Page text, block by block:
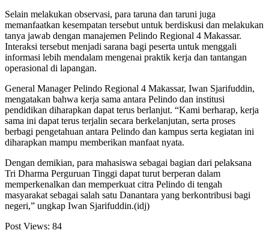
Selain melakukan observasi, para taruna dan taruni juga
memanfaatkan kesempatan tersebut untuk berdiskusi dan melakukan
tanya jawab dengan manajemen Pelindo Regional 4 Makassar.
Interaksi tersebut menjadi sarana bagi peserta untuk menggali
informasi lebih mendalam mengenai praktik kerja dan tantangan
operasional di lapangan.
General Manager Pelindo Regional 4 Makassar, Iwan Sjarifuddin,
mengatakan bahwa kerja sama antara Pelindo dan institusi
pendidikan diharapkan dapat terus berlanjut. “Kami berharap, kerja
sama ini dapat terus terjalin secara berkelanjutan, serta proses
berbagi pengetahuan antara Pelindo dan kampus serta kegiatan ini
diharapkan mampu memberikan manfaat nyata.
Dengan demikian, para mahasiswa sebagai bagian dari pelaksana
Tri Dharma Perguruan Tinggi dapat turut berperan dalam
memperkenalkan dan memperkuat citra Pelindo di tengah
masyarakat sebagai salah satu Danantara yang berkontribusi bagi
negeri,” ungkap Iwan Sjarifuddin.(idj)
Post Views: 84